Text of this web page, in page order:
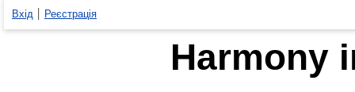
Вхід Реєстрація
Harmony